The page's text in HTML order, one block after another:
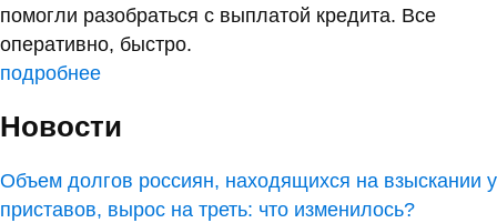
помогли разобраться с выплатой кредита. Все
оперативно, быстро.
подробнее
Новости
Объем долгов россиян, находящихся на взыскании у
приставов, вырос на треть: что изменилось?